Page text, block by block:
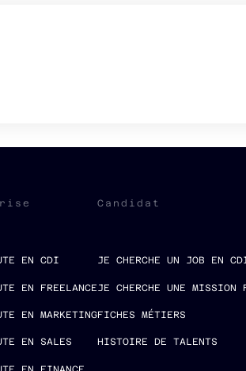
EN CDI
EN FREELANCE
EN MARKETING
EN SALES
Candidat
JE CHERCHE UN JOB EN
JE CHERCHE UNE MISSION
FICHES MÉTIERS
HISTOIRE DE TALENTS